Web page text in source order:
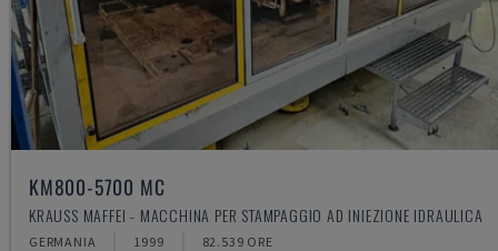
KM800-5700 MC
KRAUSS MAFFEI - MACCHINA PER STAMPAGGIO AD INIEZIONE IDRAULICA
GERMANIA 1999 82.539 ORE